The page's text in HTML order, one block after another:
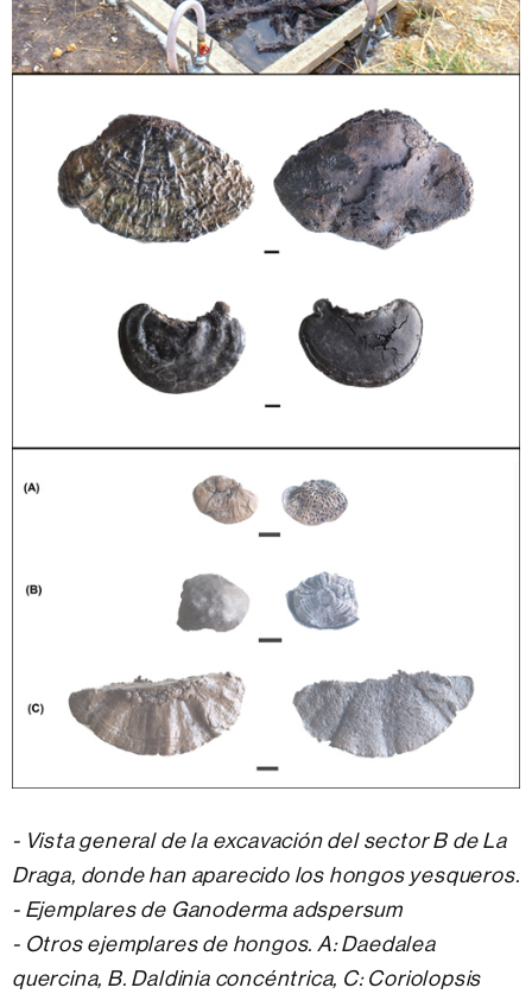
- Vista general de la excavación del sector B de La
Draga, donde han aparecido los hongos yesqueros.
- Ejemplares de Ganoderma adspersum
- Otros ejemplares de hongos. A: Daedalea
quercina, B. Daldinia concéntrica, C: Coriolopsis